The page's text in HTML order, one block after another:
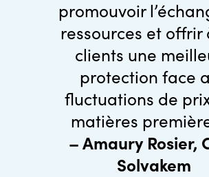
promouvoir
ressources et offrir
clients une
protection face
fluctuations de
matières
– Amaury Rosier,
Solvakem